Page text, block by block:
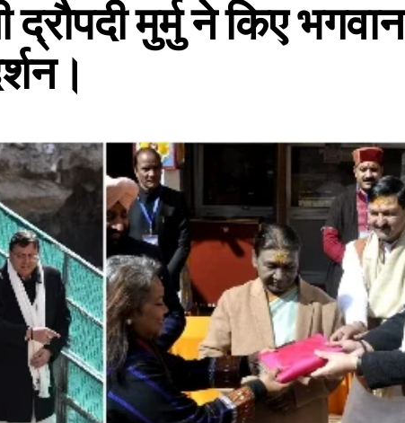
द्रौपदी मुर्मु ने किए भगवान